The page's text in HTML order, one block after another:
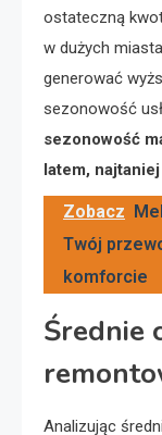
ostateczną
w dużych
generować
sezonowość
sezonowość
latem,
Zobacz
Twój
komforcie
Średnie
Analizując